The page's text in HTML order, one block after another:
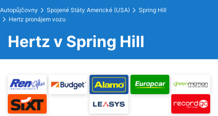
Autopůjčovny Spojené Státy Americké (USA)
Spring Hill
Hertz pronájem vozu
Hertz v Spring Hill